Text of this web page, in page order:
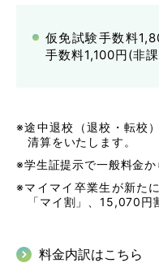
マイマイスクール花畑
花畑校ブログ
福岡大学前営業所（入校
仮免試験手数料
手数料1,100円(非
※途中退校（退校・転校
清算をいたします。
※学生証提示で一般料金
※マイマイ卒業生が新た
「マイ割」、15,070円
料金内訳はこちら